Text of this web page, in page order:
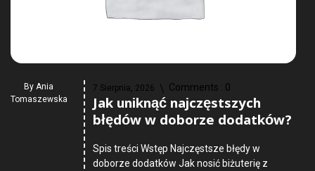
By Ania
Tomaszewska
7 Sierpnia, 2026 Comments : 0
Jak uniknąć najczęstszych
błędów w doborze dodatków?
Spis treści Wstęp Najczęstsze błędy w
doborze dodatków Jak nosić biżuterię z